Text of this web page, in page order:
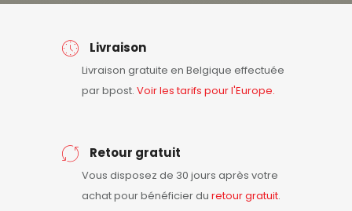
Livraison
Livraison gratuite en Belgique effectuée
par bpost. Voir les tarifs pour l'Europe.
Retour gratuit
Vous disposez de 30 jours après votre
achat pour bénéficier du retourgratuit.